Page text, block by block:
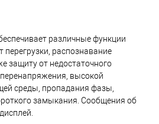
различные функции
перегрузки, распознавание
защиту от недостаточного
высокой
среды, пропадания фазы,
замыкания. Сообщения об